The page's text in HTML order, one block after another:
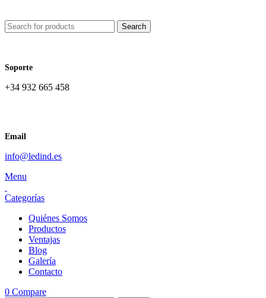
Search
Soporte
+34 932 665 458‬
Email
info@ledind.es
Menu
Categorías
Quiénes Somos
Productos
Ventajas
Blog
Galería
Contacto
0 Compare